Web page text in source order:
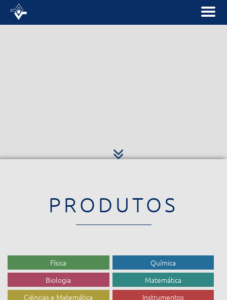
PRODUTOS
Física
Química
Biologia
Matemática
Ciências e Matemática
Instrumentos